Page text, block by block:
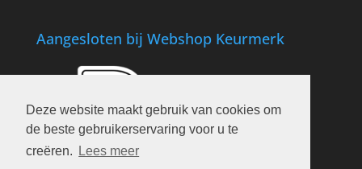
Deze website maakt gebruik van cookies om
de beste gebruikerservaring voor u te
creëren.
Lees meer
Aangesloten bij Webshop Keurmerk